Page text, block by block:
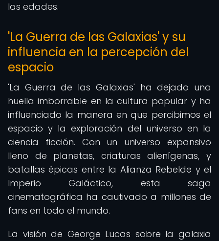
las edades.
'La Guerra de las Galaxias' y su
influencia en la percepción del
espacio
'La Guerra de las Galaxias' ha dejado una
huella imborrable en la cultura popular y ha
influenciado la manera en que percibimos el
espacio y la exploración del universo en la
ciencia ficción. Con un universo expansivo
lleno de planetas, criaturas alienígenas, y
batallas épicas entre la Alianza Rebelde y el
Imperio Galáctico, esta saga
cinematográfica ha cautivado a millones de
fans en todo el mundo.
La visión de George Lucas sobre la galaxia